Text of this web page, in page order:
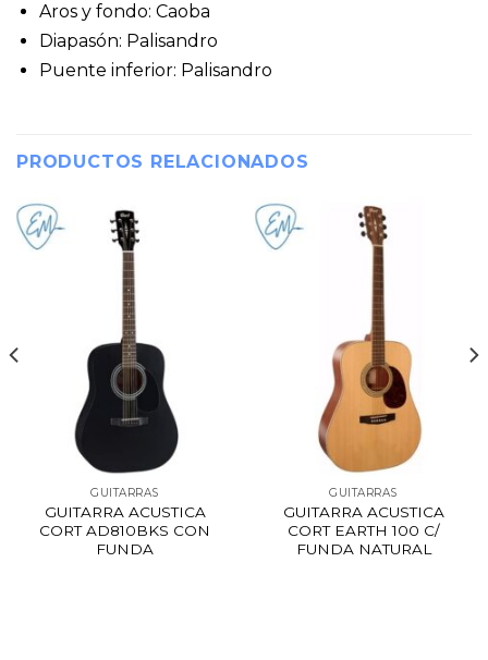
Aros y fondo: Caoba
Diapasón: Palisandro
Puente inferior: Palisandro
PRODUCTOS RELACIONADOS
GUITARRAS
GUITARRA ACUSTICA
CORT AD810BKS CON
FUNDA
GUITARRAS
GUITARRA ACUSTICA
CORT EARTH 100 C/
FUNDA NATURAL